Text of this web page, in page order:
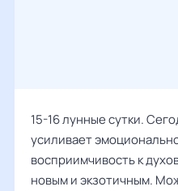
15-16 лунные сутки.
усиливает
восприимчивость к
новым и экзотичным.